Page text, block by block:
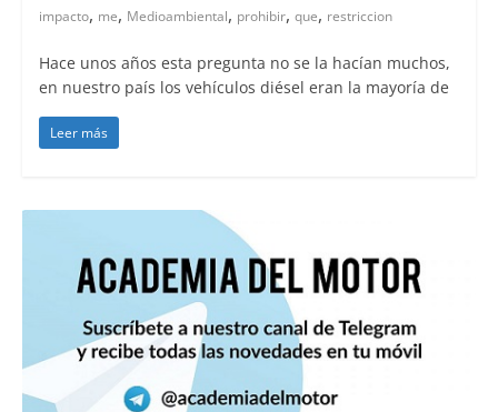
impacto, me, Medioambiental, prohibir, que, restriccion
Hace unos años esta pregunta no se la hacían muchos,
en nuestro país los vehículos diésel eran la mayoría de
Leer más